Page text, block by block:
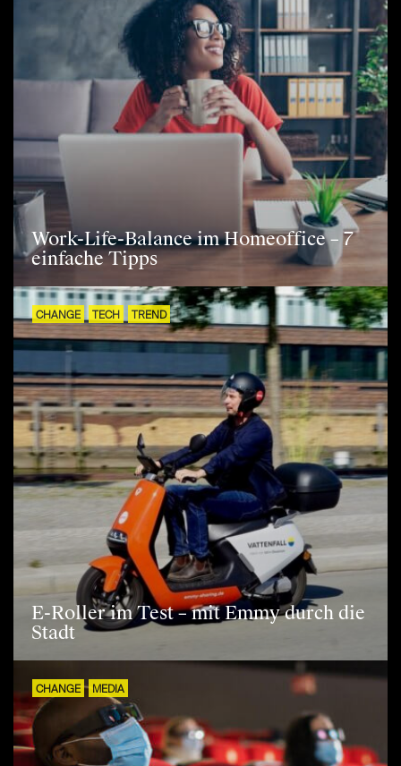
Work-Life-Balance im Homeoffice – 7
einfache Tipps
CHANGE TECH TREND
E-Roller im Test – mit Emmy durch die
Stadt
CHANGE MEDIA